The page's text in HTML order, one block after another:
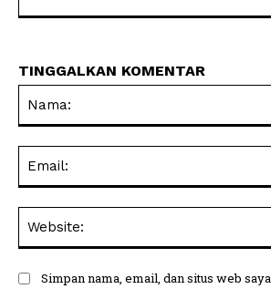
TINGGALKAN KOMENTAR
Simpan nama, email, dan situs web